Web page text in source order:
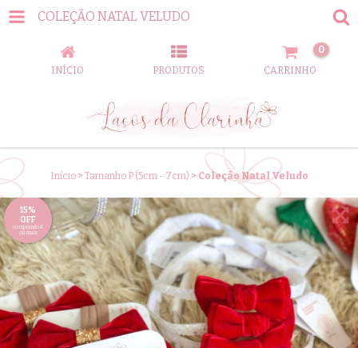
COLEÇÃO NATAL VELUDO
INÍCIO PRODUTOS CARRINHO
0
Início > Tamanho P (5cm - 7cm) > Coleção Natal Veludo
15%
OFF
comprando 4
ou mais